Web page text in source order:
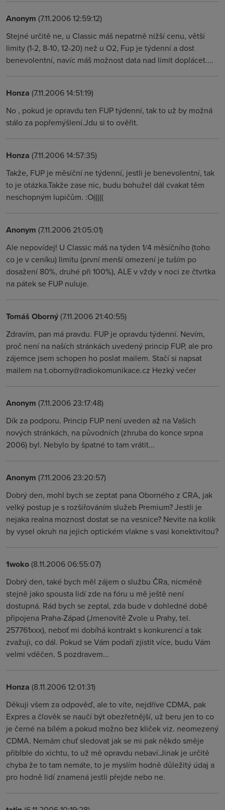
Anonym (7.11.2006 12:59:12)
Stejné určitě ne, u Classic máš nepatrně nižší cenu, větší
limity (1-2, 8-10, 12-20) než u O2, Fup je týdenní a dost
benevolentní, navíc máš možnost data nad limit doplácet....
Honza (7.11.2006 14:51:19)
No , pokud je opravdu ten FUP týdenní, tak to už by možná
stálo za popřemýšlení.Jdu si to ověřit.
Honza (7.11.2006 14:57:35)
Takže, FUP je měsíční ne týdenní, jestli je benevolentní, tak
to je otázka.Takže zase nic, budu bohužel dál cvakat těm
neschopným lupičům. :O(((((
Anonym (7.11.2006 21:05:01)
Ale nepovídej! U Classic máš na týden 1/4 měsíčního (toho
co je v ceníku) limitu (první menší omezení je tuším po
dosažení 80%, druhé při 100%), ALE v vždy v noci ze čtvrtka
na pátek se FUP nuluje.
Tomáš Oborný(7.11.2006 21:40:55)
Zdravím, pan má pravdu. FUP je opravdu týdenní. Nevím,
proč není na naších stránkách uvedený princip FUP, ale pro
zájemce jsem schopen ho poslat mailem. Stačí si napsat
mailem na t.oborny@radiokomunikace.cz Hezký večer
Anonym (7.11.2006 23:17:48)
Dík za podporu. Princip FUP není uveden až na Vašich
nových stránkách, na původních (zhruba do konce srpna
2006) byl. Nebylo by špatné to tam vrátit...
Anonym (7.11.2006 23:20:57)
Dobrý den, mohl bych se zeptat pana Oborného z CRA, jak
velký postup je s rozšiřováním služeb Premium? Jestli je
nejaka realna moznost dostat se na vesnice? Nevite na kolik
by vysel okruh na jejich optickém vlakne s vasi konektivitou?
1woko(8.11.2006 06:55:07)
Dobrý den, také bych měl zájem o službu ČRa, nicméně
stejně jako spousta lidí zde na fóru u mě ještě není
dostupná. Rád bych se zeptal, zda bude v dohledné době
připojena Praha-Západ (Jmenovitě Zvole u Prahy, tel.
257761xxx), neboť mi dobíhá kontrakt s konkurencí a tak
zvažuji, co dál. Pokud se Vám podaří zjistit více, budu Vám
velmi vděčen. S pozdravem...
Honza (8.11.2006 12:01:31)
Děkuji všem za odpověď, ale to víte, nejdříve CDMA, pak
Expres a člověk se naučí být obezřetnější, už beru jen to co
je černé na bílém a pokud možno bez kliček viz. neomezený
CDMA. Nemám chuť sledovat jak se mi pak někdo směje
přiblble do xichtu, to už mě opravdu nebaví.Jinak je určitě
chyba že to tam nemáte, to je myslím hodně důležitý údaj a
pro hodně lidí znamená jestli přejde nebo ne.